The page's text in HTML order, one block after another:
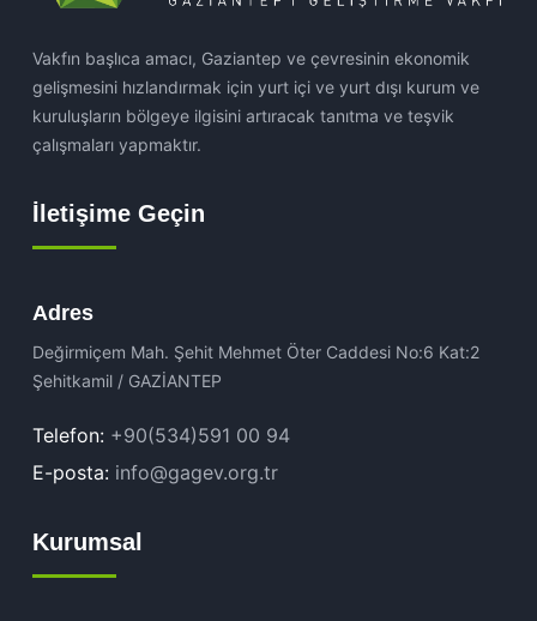
Vakfın başlıca amacı, Gaziantep ve çevresinin ekonomik
gelişmesini hızlandırmak için yurt içi ve yurt dışı kurum ve
kuruluşların bölgeye ilgisini artıracak tanıtma ve teşvik
çalışmaları yapmaktır.
İletişime Geçin
Adres
Değirmiçem Mah. Şehit Mehmet Öter Caddesi No:6 Kat:2
Şehitkamil / GAZİANTEP
Telefon: +90(534)591 00 94
E-posta: info@gagev.org.tr
Kurumsal